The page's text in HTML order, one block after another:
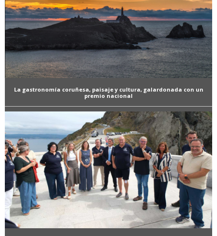
La gastronomía coruñesa, paisaje y cultura, galardonada con un
premio nacional